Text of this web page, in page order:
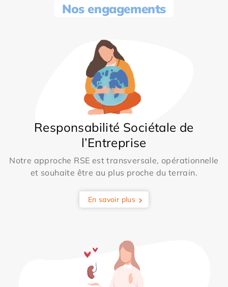
Nos engagements
Responsabilité Sociétale de
l’Entreprise
Notre approche RSE est transversale, opérationnelle
et souhaite être au plus proche du terrain.
En savoir plus